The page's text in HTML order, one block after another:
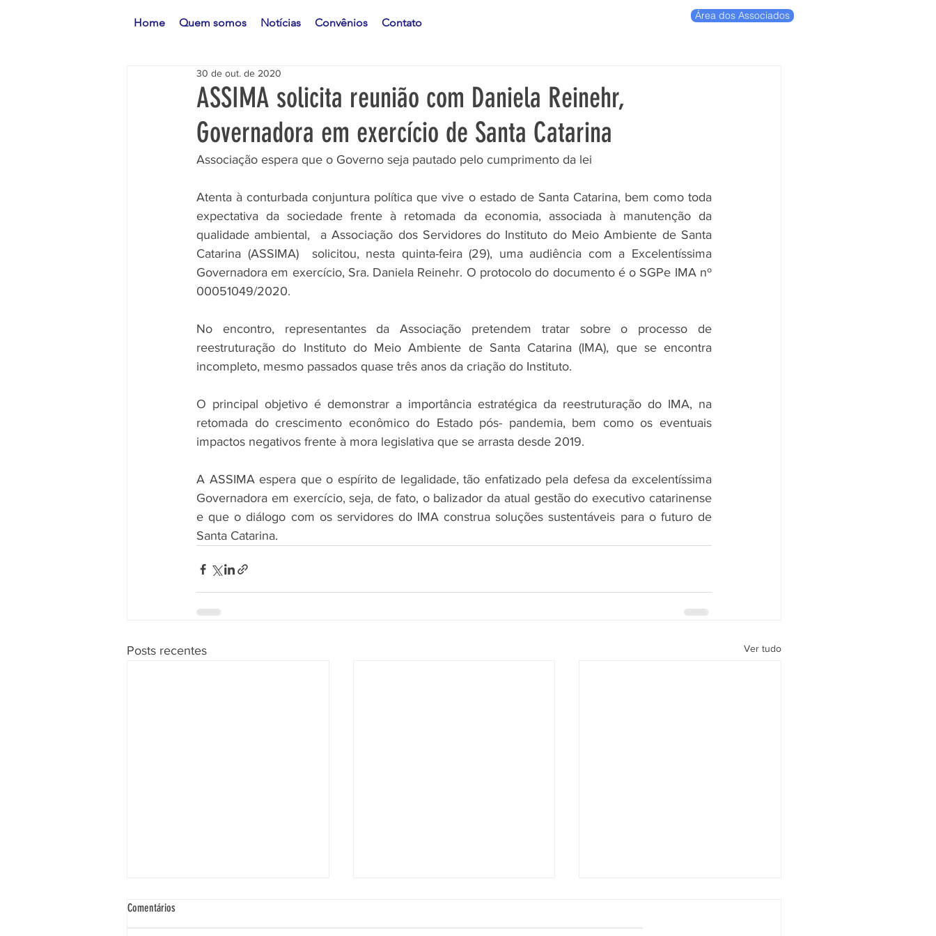
Home Quem somos Notícias Convênios Contato
Área dos Associados
ASSIMA solicita reunião com Daniela Reinehr,
Governadora em exercício de Santa Catarina
30 de out. de 2020
Associação espera que o Governo seja pautado pelo cumprimento da lei
Atenta à conturbada conjuntura política que vive o estado de Santa Catarina, bem como toda
expectativa da sociedade frente à retomada da economia, associada à manutenção da
qualidade ambiental,  a Associação dos Servidores do Instituto do Meio Ambiente de Santa
Catarina (ASSIMA)  solicitou, nesta quinta-feira (29), uma audiência com a Excelentíssima
Governadora em exercício, Sra. Daniela Reinehr. O protocolo do documento é o SGPe IMA nº
00051049/2020.
No encontro, representantes da Associação pretendem tratar sobre o processo de
reestruturação do Instituto do Meio Ambiente de Santa Catarina (IMA), que se encontra
incompleto, mesmo passados quase três anos da criação do Instituto.
O principal objetivo é demonstrar a importância estratégica da reestruturação do IMA, na
retomada do crescimento econômico do Estado pós- pandemia, bem como os eventuais
impactos negativos frente à mora legislativa que se arrasta desde 2019.
A ASSIMA espera que o espírito de legalidade, tão enfatizado pela defesa da excelentíssima
Governadora em exercício, seja, de fato, o balizador da atual gestão do executivo catarinense
e que o diálogo com os servidores do IMA construa soluções sustentáveis para o futuro de
Santa Catarina.
Posts recentes Ver tudo
Comentários